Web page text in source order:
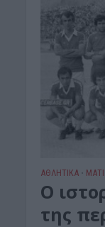
ΑΘΛΗΤΙΚΑ •
Ο
της